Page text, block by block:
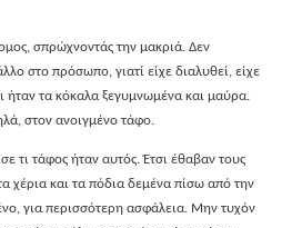
σπρώχνοντάς την μακριά. Δεν
στο πρόσωπο, γιατί είχε διαλυθεί, είχε
ήταν τα κόκαλα ξεγυμνωμένα και μαύρα.
στον ανοιγμένο τάφο.
τι τάφος ήταν αυτός. Έτσι έθαβαν τους
χέρια και τα πόδια δεμένα πίσω από την
για περισσότερη ασφάλεια. Μην τυχόν